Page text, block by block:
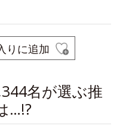
りに追加
名が選ぶ推
…!?